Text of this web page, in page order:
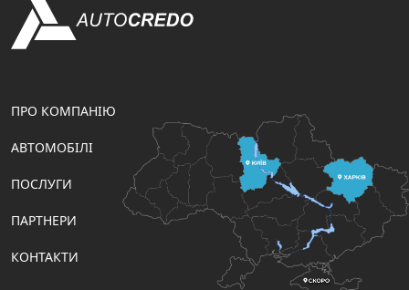
ПРО КОМПАНІЮ
АВТОМОБІЛІ
ПОСЛУГИ
ПАРТНЕРИ
КОНТАКТИ